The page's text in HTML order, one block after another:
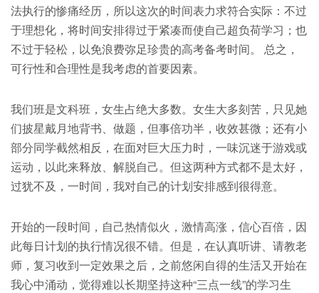
法执行的惨痛经历，所以这次的时间表力求符合实际：不过
于理想化，将时间安排得过于紧凑而使自己超负荷学习；也
不过于轻松，以免浪费弥足珍贵的高考备考时间。 总之，
可行性和合理性是我考虑的首要因素。
我们班是文科班，女生占绝大多数。女生大多刻苦，只见她
们披星戴月地背书、做题，但事倍功半，收效甚微；还有小
部分同学截然相反，在面对巨大压力时，一味沉迷于游戏或
运动，以此来释放、解脱自己。但这两种方式都不是太好，
过犹不及，一时间，我对自己的计划安排感到很得意。
开始的一段时间，自己热情似火，激情高涨，信心百倍，因
此每日计划的执行情况很不错。但是，在认真听讲、请教老
师，复习收到一定效果之后，之前悠闲自得的生活又开始在
我心中涌动，觉得难以长期坚持这种“三点一线”的学习生